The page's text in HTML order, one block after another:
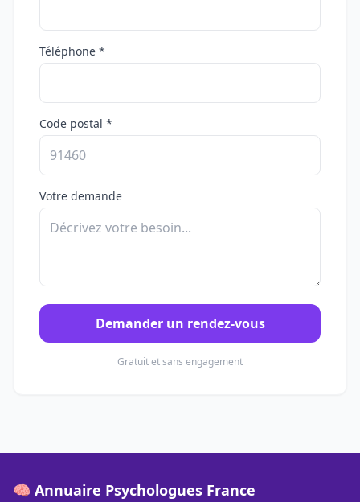
Téléphone *
Code postal *
Votre demande
Demander un rendez-vous
Gratuit et sans engagement
🧠 Annuaire Psychologues France